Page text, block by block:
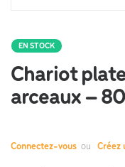
EN STOCK
Chariot
arceaux –
Connectez-vous ou Créez